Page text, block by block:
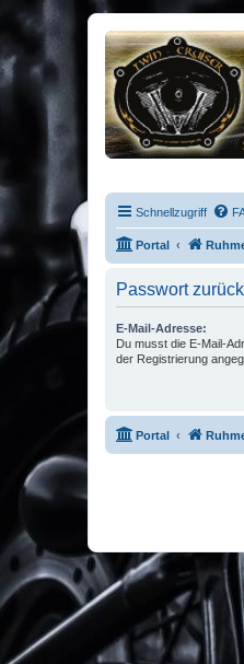
Schnellzugriff
Portal
Passwort
E-Mail-Adresse:
Du musst die E-Mail-
der Registrierung
Portal